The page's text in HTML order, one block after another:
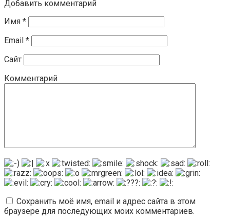
Добавить комментарий
Имя *
Email *
Сайт
Комментарий
Сохранить моё имя, email и адрес сайта в этом
браузере для последующих моих комментариев.